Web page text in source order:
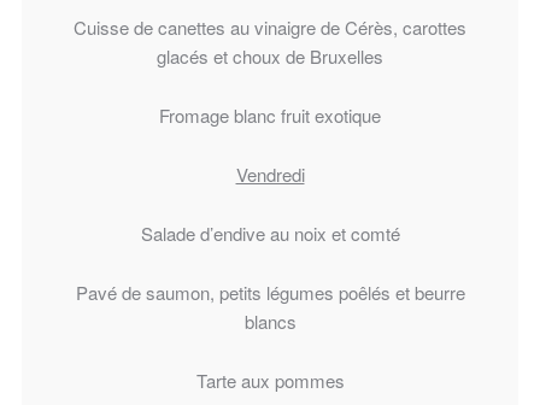
Cuisse de canettes au vinaigre de Cérès, carottes
glacés et choux de Bruxelles
Fromage blanc fruit exotique
Vendredi
Salade d’endive au noix et comté
Pavé de saumon, petits légumes poêlés et beurre
blancs
Tarte aux pommes